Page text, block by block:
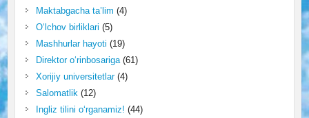
Maktabgacha ta’lim (4)
O‘lchov birliklari (5)
Mashhurlar hayoti (19)
Direktor o‘rinbosariga(61)
Xorijiy universitetlar(4)
Salomatlik (12)
Ingliz tilini o‘rganamiz! (44)